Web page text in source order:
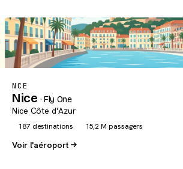
NCE
Nice · Fly One
Nice Côte d'Azur
187 destinations 15,2 M passagers
Voir l'aéroport